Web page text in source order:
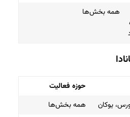
همه بخش‌ها
حوزه فعالیت
یوکان
همه بخش‌ها